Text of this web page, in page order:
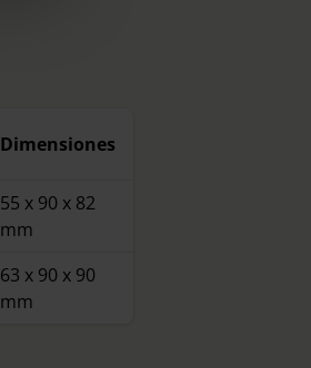
Dimensiones
55 x 90 x 82
mm
63 x 90 x 90
mm